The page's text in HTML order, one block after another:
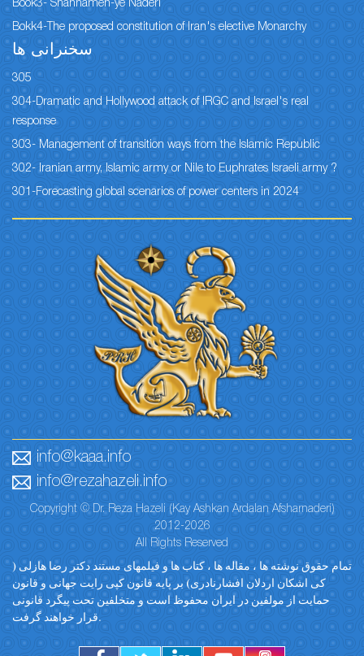
Book3- Shahnameh-ye Naderi
Bokk4-The proposed constitution of Iran's elective Monarchy
سخنرانی ها
305
304-Dramatic and Hollywood attack of IRGC and Israel's real
response
303- Management of transition ways from the Islamic Republic
302- Iranian army, Islamic army or Nile to Euphrates Israeli army ?
301-Forecasting global scenarios of power centers in 2024
info@kaaa.info
info@rezahazeli.info
Copyright © Dr. Reza Hazeli (Kay Ashkan Ardalan Afsharnaderi)
2012-2026
All Rights Reserved
تمام حقوق نوشته ها ، مقاله ها ، کتاب ها و فیلمهای مستند دکتر رضا هازلی (
کی اشکان اردلان افشارنادری) بر پایه قانون کپی رایت جهانی و قانون
حمایت از مولفین در ایران محفوظ است و متخلفین تحت پیگرد قانونی
قرار خواهند گرفت.